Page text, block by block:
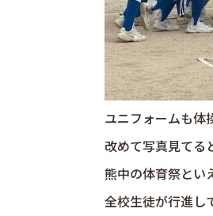
ユニフォームも体
改めて写真見てる
熊中の体育祭とい
全校生徒が行進し